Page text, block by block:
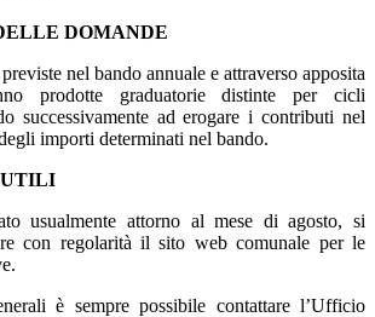
DOMANDE
nel bando annuale e attraverso apposita
prodotte graduatorie distinte per cicli
successivamente ad erogare i contributi nel
importi determinati nel bando.
usualmente attorno al mese di agosto, si
con regolarità il sito web comunale per le
è sempre possibile contattare l’Ufficio